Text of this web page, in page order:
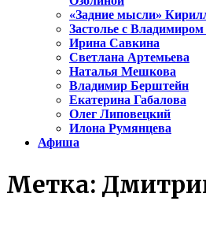
«Задние мысли»
Застолье с
Ирина Савкина
Светлана Артемьева
Наталья Мешкова
Владимир Берштейн
Екатерина Габалова
Олег Липовецкий
Илона Румянцева
Афиша
Метка: